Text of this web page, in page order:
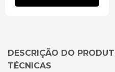
DESCRIÇÃO DO
TÉCNICAS